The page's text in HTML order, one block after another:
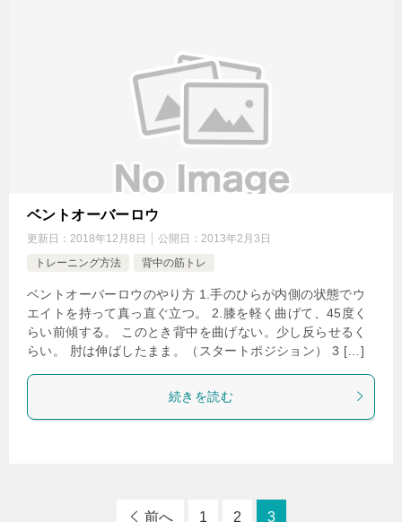
ベントオーバーロウ
更新日： 2018年12月8日 公開日： 2013年2月3日
トレーニング方法
背中の筋トレ
ベントオーバーロウのやり方 1.手のひらが内側の状態でウ
エイトを持って真っ直ぐ立つ。 2.膝を軽く曲げて、45度く
らい前傾する。 このとき背中を曲げない。少し反らせるく
らい。 肘は伸ばしたまま。（スタートポジション） 3 […]
続きを読む
前へ 1 2 3